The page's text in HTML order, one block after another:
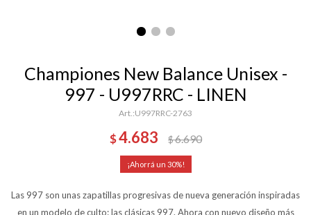
Championes New Balance Unisex -
997 - U997RRC - LINEN
U997RRC-2763
$4.683 $6.690
30
Las 997 son unas zapatillas progresivas de nueva generación inspiradas
en un modelo de culto: las clásicas 997. Ahora con nuevo diseño más